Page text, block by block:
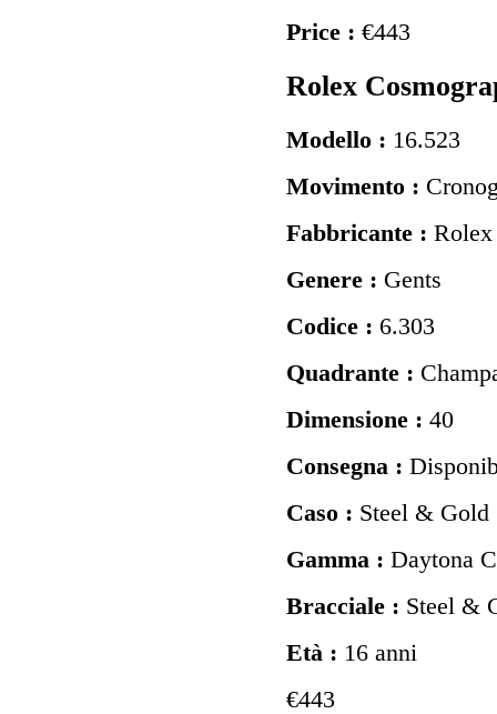
Price : €443
Rolex
Modello : 16.523
Movimento :
Fabbricante : Rolex
Genere : Gents
Codice : 6.303
Quadrante :
Dimensione : 40
Consegna :
Caso : Steel & Gold
Gamma : Daytona
Bracciale : Steel &
Età : 16 anni
€443